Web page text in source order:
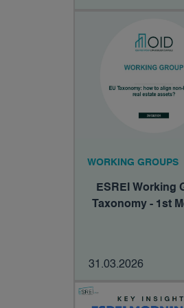
WORKING GROUPS
ESREI Working
Taxonomy - 1st
31.03.2026